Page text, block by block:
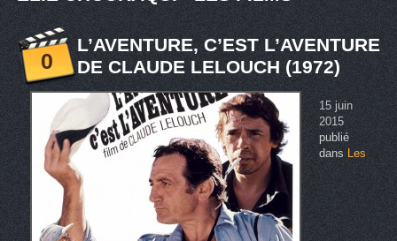
0
L’AVENTURE, C’EST L’AVENTURE
DE CLAUDE LELOUCH (1972)
15 juin
2015
publié
dansLes